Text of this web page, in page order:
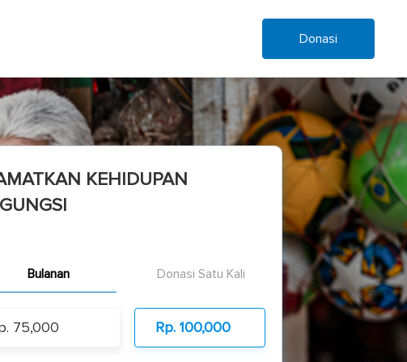
Donasi
KEHIDUPAN
Bulanan Donasi Satu Kali
75,000 Rp. 100,000